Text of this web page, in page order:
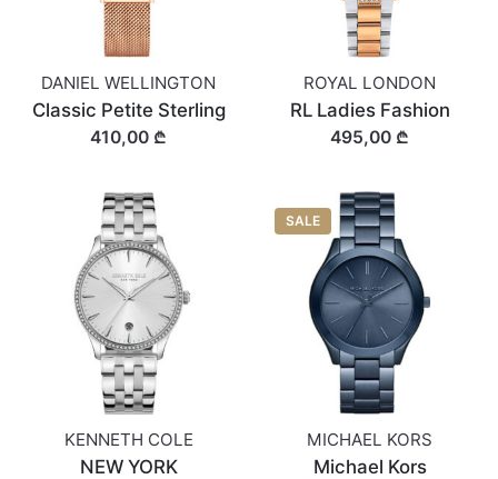
DANIEL WELLINGTON
Classic Petite Sterling
410,00 ₾
ROYAL LONDON
RL Ladies Fashion
495,00 ₾
KENNETH COLE
NEW YORK
SALE
MICHAEL KORS
Michael Kors